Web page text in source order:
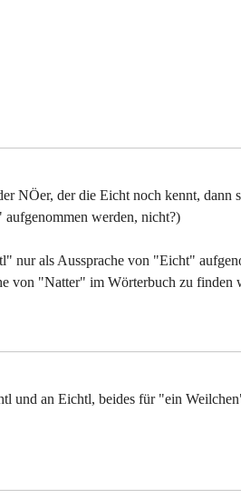
NÖer, der die Eicht noch kennt, dann
werden, nicht?)
nur als Aussprache von "Eicht"
von "Natter" im Wörterbuch zu finden
und an Eichtl, beides für "ein